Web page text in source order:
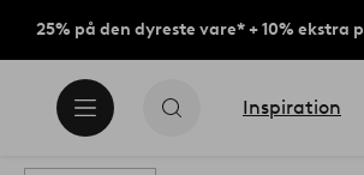
25% på den dyreste vare* + 10% ekstra
Inspiration